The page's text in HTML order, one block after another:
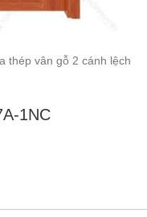
thép vân gỗ 2 cánh lệch
1NC